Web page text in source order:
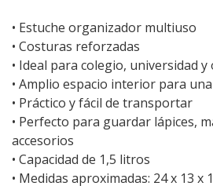
• Estuche organizador multiuso
• Costuras reforzadas
• Ideal para colegio, universidad y
• Amplio espacio interior para
• Práctico y fácil de transportar
• Perfecto para guardar lápices,
accesorios
• Capacidad de 1,5 litros
• Medidas aproximadas: 24 x 13 x